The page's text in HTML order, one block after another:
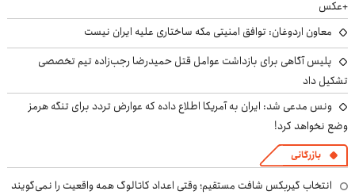
+عکس
معاون اردوغان: توافق امنیتی مکه ساختاری علیه ایران نیست
پلیس آگاهی برای بازداشت عوامل قتل حمیدرضا رجب‌زاده تیم تخصصی
تشکیل داد
ونس مدعی شد: ایران به آمریکا اطلاع داده که عوارض تردد برای تنگه هرمز
وضع نخواهد کرد!
بازرگانی
انتخاب گیربکس شافت مستقیم؛ وقتی اعداد کاتالوگ همه واقعیت را نمی‌گویند